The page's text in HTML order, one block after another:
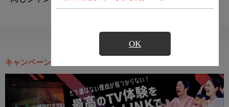
OK
キャンペーン・お得な情報